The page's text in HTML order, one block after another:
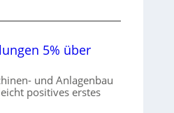
5% über
und Anlagenbau
positives erstes